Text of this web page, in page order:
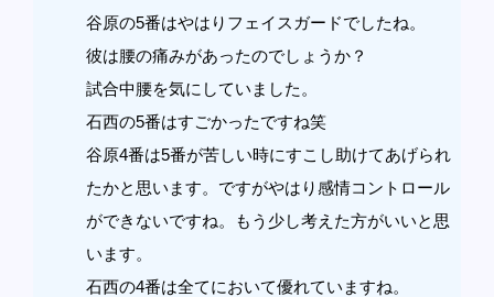
谷原の5番はやはりフェイスガードでしたね。
彼は腰の痛みがあったのでしょうか？
試合中腰を気にしていました。
石西の5番はすごかったですね笑
谷原4番は5番が苦しい時にすこし助けてあげられ
たかと思います。ですがやはり感情コントロール
ができないですね。もう少し考えた方がいいと思
います。
石西の4番は全てにおいて優れていますね。